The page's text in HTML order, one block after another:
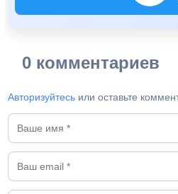
0 комментариев
Авторизуйтесь или оставьте